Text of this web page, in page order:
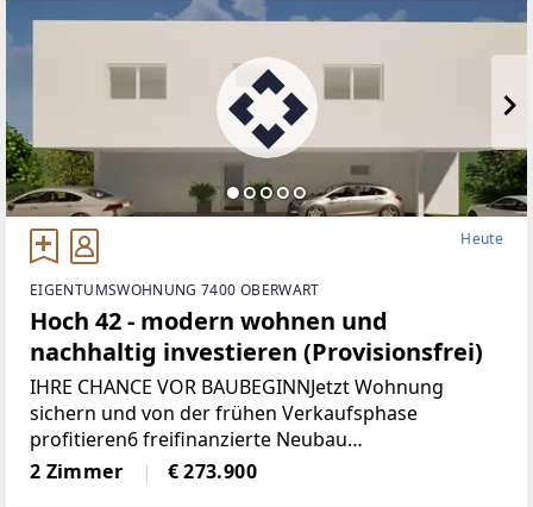
Heute
EIGENTUMSWOHNUNG 7400 OBERWART
Hoch 42 - modern wohnen und
nachhaltig investieren (Provisionsfrei)
IHRE CHANCE VOR BAUBEGINNJetzt Wohnung
sichern und von der frühen Verkaufsphase
profitieren6 freifinanzierte Neubau
EigentumswohnungenWohnungsgrößen von ca. 50
m² bis 68 m²Alle Wohnungen sind entweder mit
2 Zimmer € 273.900